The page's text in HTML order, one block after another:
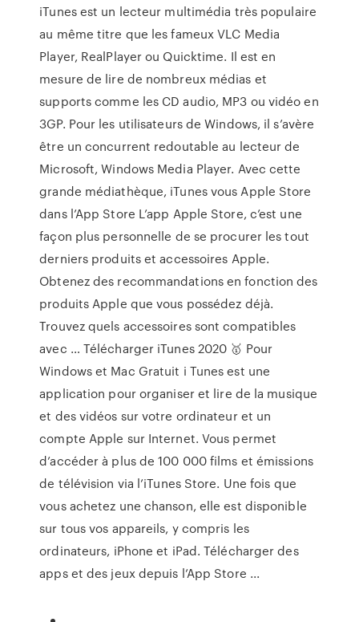
iTunes est un lecteur multimédia très populaire
au même titre que les fameux VLC Media
Player, RealPlayer ou Quicktime. Il est en
mesure de lire de nombreux médias et
supports comme les CD audio, MP3 ou vidéo en
3GP. Pour les utilisateurs de Windows, il s’avère
être un concurrent redoutable au lecteur de
Microsoft, Windows Media Player. Avec cette
grande médiathèque, iTunes vous ‎Apple Store
dans l’App Store ‎L’app Apple Store, c’est une
façon plus personnelle de se procurer les tout
derniers produits et accessoires Apple.
Obtenez des recommandations en fonction des
produits Apple que vous possédez déjà.
Trouvez quels accessoires sont compatibles
avec … Télécharger iTunes 2020 🥇 Pour
Windows et Mac Gratuit i Tunes est une
application pour organiser et lire de la musique
et des vidéos sur votre ordinateur et un
compte Apple sur Internet. Vous permet
d’accéder à plus de 100 000 films et émissions
de télévision via l’iTunes Store. Une fois que
vous achetez une chanson, elle est disponible
sur tous vos appareils, y compris les
ordinateurs, iPhone et iPad. Télécharger des
apps et des jeux depuis l’App Store ...